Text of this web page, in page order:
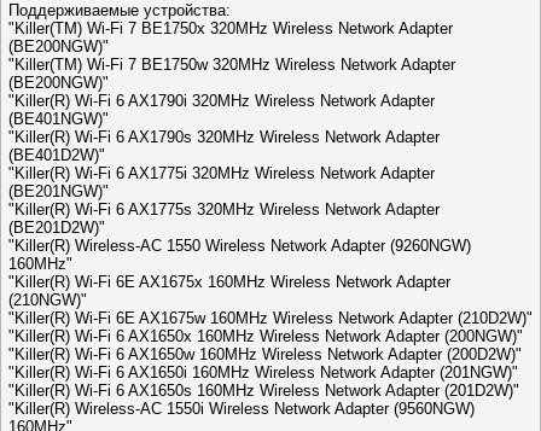
Поддерживаемые устройства:
"Killer(TM) Wi-Fi 7 BE1750x 320MHz Wireless Network Adapter
(BE200NGW)"
"Killer(TM) Wi-Fi 7 BE1750w 320MHz Wireless Network Adapter
(BE200NGW)"
"Killer(R) Wi-Fi 6 AX1790i 320MHz Wireless Network Adapter
(BE401NGW)"
"Killer(R) Wi-Fi 6 AX1790s 320MHz Wireless Network Adapter
(BE401D2W)"
"Killer(R) Wi-Fi 6 AX1775i 320MHz Wireless Network Adapter
(BE201NGW)"
"Killer(R) Wi-Fi 6 AX1775s 320MHz Wireless Network Adapter
(BE201D2W)"
"Killer(R) Wireless-AC 1550 Wireless Network Adapter (9260NGW)
160MHz"
"Killer(R) Wi-Fi 6E AX1675x 160MHz Wireless Network Adapter
(210NGW)"
"Killer(R) Wi-Fi 6E AX1675w 160MHz Wireless Network Adapter (210D2W)"
"Killer(R) Wi-Fi 6 AX1650x 160MHz Wireless Network Adapter (200NGW)"
"Killer(R) Wi-Fi 6 AX1650w 160MHz Wireless Network Adapter (200D2W)"
"Killer(R) Wi-Fi 6 AX1650i 160MHz Wireless Network Adapter (201NGW)"
"Killer(R) Wi-Fi 6 AX1650s 160MHz Wireless Network Adapter (201D2W)"
"Killer(R) Wireless-AC 1550i Wireless Network Adapter (9560NGW)
160MHz"